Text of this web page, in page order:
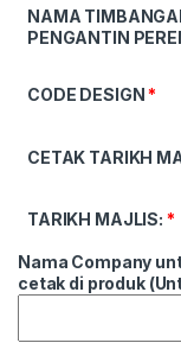
NAMA
PENGANTIN
CODE DESIGN*
CETAK TARIKH
TARIKH MAJLIS: *
Nama Company
cetak di produk